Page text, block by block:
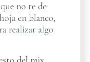
no te de
en blanco,
realizar algo